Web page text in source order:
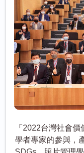
「2022台灣社會
學者專家的參與，